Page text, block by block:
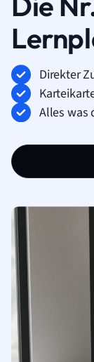
Direkter
Alles was